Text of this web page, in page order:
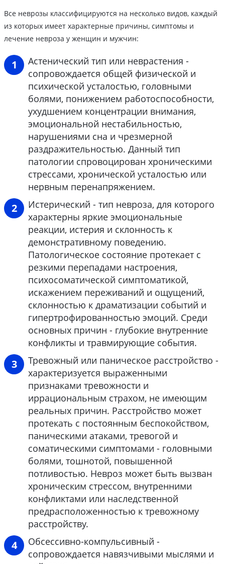
Все неврозы классифицируются на несколько видов, каждый
из которых имеет характерные причины, симптомы и
лечение невроза у женщин и мужчин:
Астенический тип или неврастения -
сопровождается общей физической и
психической усталостью, головными
болями, понижением работоспособности,
ухудшением концентрации внимания,
эмоциональной нестабильностью,
нарушениями сна и чрезмерной
раздражительностью. Данный тип
патологии спровоцирован хроническими
стрессами, хронической усталостью или
нервным перенапряжением.
Истерический - тип невроза, для которого
характерны яркие эмоциональные
реакции, истерия и склонность к
демонстративному поведению.
Патологическое состояние протекает с
резкими перепадами настроения,
психосоматической симптоматикой,
искажением переживаний и ощущений,
склонностью к драматизации событий и
гипертрофированностью эмоций. Среди
основных причин - глубокие внутренние
конфликты и травмирующие события.
Тревожный или паническое расстройство -
характеризуется выраженными
признаками тревожности и
иррациональным страхом, не имеющим
реальных причин. Расстройство может
протекать с постоянным беспокойством,
паническими атаками, тревогой и
соматическими симптомами - головными
болями, тошнотой, повышенной
потливостью. Невроз может быть вызван
хроническим стрессом, внутренними
конфликтами или наследственной
предрасположенностью к тревожному
расстройству.
Обсессивно-компульсивный -
сопровождается навязчивыми мыслями и